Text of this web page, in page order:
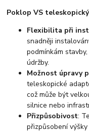
Poklop VS
Flexibilita při
snadněji
podmínkám
údržby.
Možnost úpravy
teleskopické
což může být
silnice nebo
Přizpůsobivost:
přizpůsobení